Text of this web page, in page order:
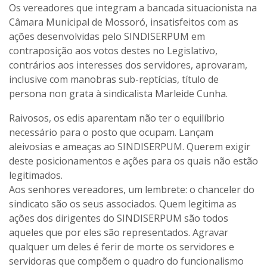
Os vereadores que integram a bancada situacionista na
Câmara Municipal de Mossoró, insatisfeitos com as
ações desenvolvidas pelo SINDISERPUM em
contraposição aos votos destes no Legislativo,
contrários aos interesses dos servidores, aprovaram,
inclusive com manobras sub-reptícias, título de
persona non grata à sindicalista Marleide Cunha.
Raivosos, os edis aparentam não ter o equilíbrio
necessário para o posto que ocupam. Lançam
aleivosias e ameaças ao SINDISERPUM. Querem exigir
deste posicionamentos e ações para os quais não estão
legitimados.
Aos senhores vereadores, um lembrete: o chanceler do
sindicato são os seus associados. Quem legitima as
ações dos dirigentes do SINDISERPUM são todos
aqueles que por eles são representados. Agravar
qualquer um deles é ferir de morte os servidores e
servidoras que compõem o quadro do funcionalismo